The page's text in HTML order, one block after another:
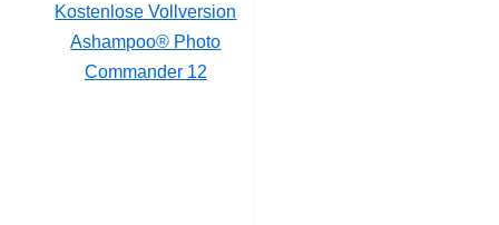
Kostenlose Vollversion
Ashampoo® Photo
Commander 12